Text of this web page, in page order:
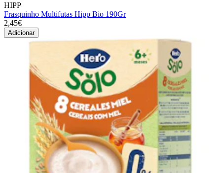
HIPP
Frasquinho Multifutas Hipp Bio 190Gr
2,45€
Adicionar